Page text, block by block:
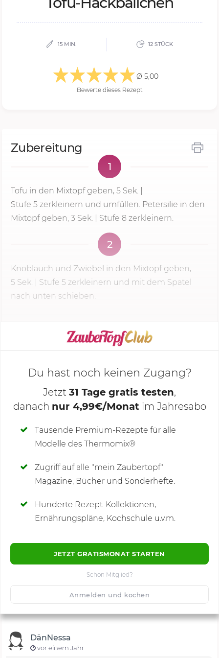
15 MIN. 12 STÜCK
Ø 5,00
Bewerte dieses Rezept
Zubereitung
1
Tofu in den Mixtopf geben, 5 Sek.
Stufe 5 zerkleinern und umfüllen. Petersilie in den
Mixtopf geben, 3 Sek. | Stufe 8 zerkleinern.
2
Knoblauch und Zwiebel in den Mixtopf geben,
5 Sek.
Stufe 5 zerkleinern und mit dem Spatel
nach unten schieben.
KOCHMODUS STARTEN
Deine Notizen
Du hast noch keinen Zugang?
Jetzt 31 Tage gratis testen,
danach nur 4,99€/Monat im Jahresabo
Tausende Premium-Rezepte für alle
Modelle des Thermomix®
Zugriff auf alle "mein Zaubertopf"
Magazine, Bücher und Sonderhefte.
Hunderte Rezept-Kollektionen,
Ernährungspläne, Kochschule u.v.m.
JETZT GRATISMONAT STARTEN
Schon Mitglied?
Anmelden und kochen
Kommentare(1)
🙂 Speichern
DänNessa
vor einem Jahr